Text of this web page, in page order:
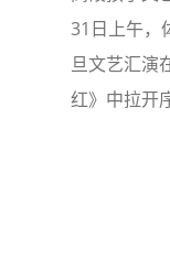
31日上午，
旦文艺汇演
红》中拉开